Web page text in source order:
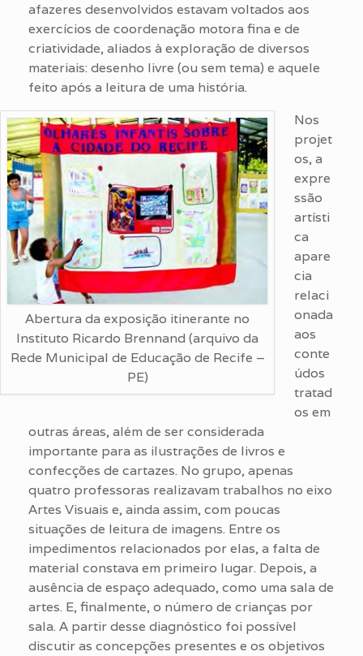
afazeres desenvolvidos estavam voltados aos
exercícios de coordenação motora fina e de
criatividade, aliados à exploração de diversos
materiais: desenho livre (ou sem tema) e aquele
feito após a leitura de uma história.
Abertura da exposição itinerante no
Instituto Ricardo Brennand (arquivo da
Rede Municipal de Educação de Recife –
PE)
Nos
projet
os, a
expre
ssão
artísti
ca
apare
cia
relaci
onada
aos
conte
údos
tratad
os em
outras áreas, além de ser considerada
importante para as ilustrações de livros e
confecções de cartazes. No grupo, apenas
quatro professoras realizavam trabalhos no eixo
Artes Visuais e, ainda assim, com poucas
situações de leitura de imagens. Entre os
impedimentos relacionados por elas, a falta de
material constava em primeiro lugar. Depois, a
ausência de espaço adequado, como uma sala de
artes. E, finalmente, o número de crianças por
sala. A partir desse diagnóstico foi possível
discutir as concepções presentes e os objetivos